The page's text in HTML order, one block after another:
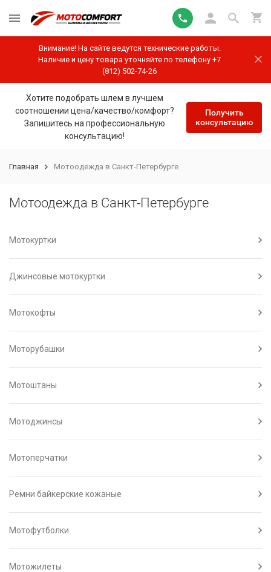
Внимание! На сайте ведутся технические работы.
Наличие и цену товара уточняйте по телефону +7
(812) 502-74-26
Хотите подобрать шлем в лучшем
соотношении цена/качество/комфорт?
Запишитесь на профессиональную
консультацию!
Получить
консультацию
Главная Мотоодежда в Санкт-Петербурге
Мотоодежда в Санкт-Петербурге
Мотокуртки
Джинсовые мотокуртки
Мотокофты
Моторубашки
Мотоштаны
Мотоджинсы
Мотоперчатки
Ремни байкерские кожаные
Мотофутболки
Мотожилеты